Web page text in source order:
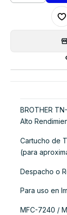
BROTHER
Alto
Cartucho de
(para
Despacho o
Para uso en
MFC-7240 /